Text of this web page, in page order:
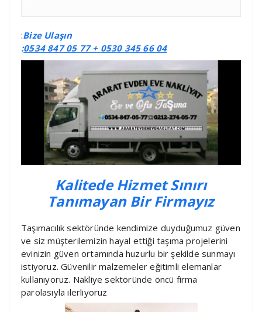
:Bize Ulaşın
:0534 847 05 77 + 0530 345 66 04
Kalitede Hizmet Sınırı
Tanımayan Bir Firmayız
Taşımacılık sektöründe kendimize duyduğumuz güven
ve siz müşterilemizin hayal ettiği taşıma projelerini
evinizin güven ortamında huzurlu bir şekilde sunmayı
istiyoruz. Güvenilir malzemeler eğitimli elemanlar
kullanıyoruz. Nakliye sektöründe öncü firma
parolasıyla ilerliyoruz